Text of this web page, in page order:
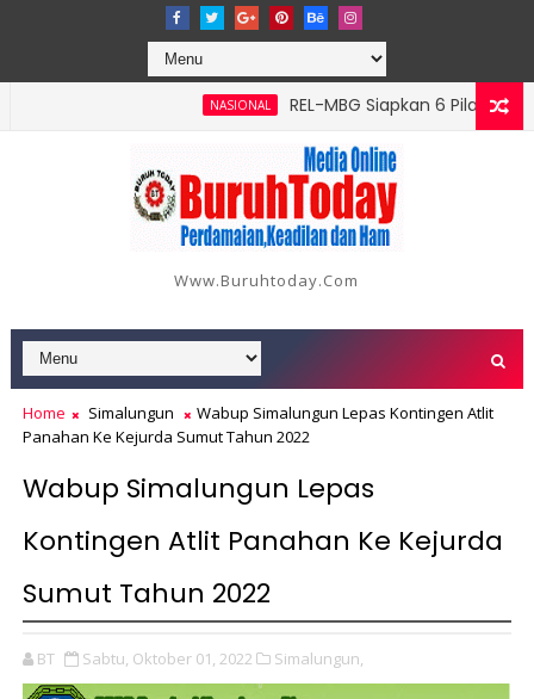
NASIONAL
‎REL-MBG Siapkan 6 Pilar
Batang Serangan, Hutama Karya Uji Coba Contraflow di
Www.buruhtoday.com
Home Simalungun
Wabup Simalungun Lepas Kontingen Atlit
Panahan Ke Kejurda Sumut Tahun 2022
Wabup Simalungun Lepas
Kontingen Atlit Panahan Ke Kejurda
Sumut Tahun 2022
BT Sabtu, Oktober 01, 2022 Simalungun,